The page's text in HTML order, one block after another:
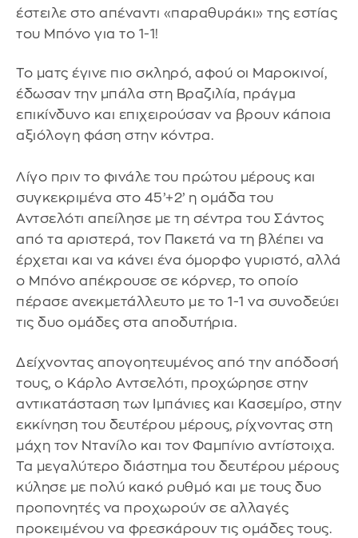
έστειλε στο απέναντι «παραθυράκι» της εστίας
του Μπόνο για το 1-1!
Το ματς έγινε πιο σκληρό, αφού οι Μαροκινοί,
έδωσαν την μπάλα στη Βραζιλία, πράγμα
επικίνδυνο και επιχειρούσαν να βρουν κάποια
αξιόλογη φάση στην κόντρα.
Λίγο πριν το φινάλε του πρώτου μέρους και
συγκεκριμένα στο 45’+2’ η ομάδα του
Αντσελότι απείλησε με τη σέντρα του Σάντος
από τα αριστερά, τον Πακετά να τη βλέπει να
έρχεται και να κάνει ένα όμορφο γυριστό, αλλά
ο Μπόνο απέκρουσε σε κόρνερ, το οποίο
πέρασε ανεκμετάλλευτο με το 1-1 να συνοδεύει
τις δυο ομάδες στα αποδυτήρια.
Δείχνοντας απογοητευμένος από την απόδοσή
τους, ο Κάρλο Αντσελότι, προχώρησε στην
αντικατάσταση των Ιμπάνιες και Κασεμίρο, στην
εκκίνηση του δευτέρου μέρους, ρίχνοντας στη
μάχη τον Ντανίλο και τον Φαμπίνιο αντίστοιχα.
Τα μεγαλύτερο διάστημα του δευτέρου μέρους
κύλησε με πολύ κακό ρυθμό και με τους δυο
προπονητές να προχωρούν σε αλλαγές
προκειμένου να φρεσκάρουν τις ομάδες τους.